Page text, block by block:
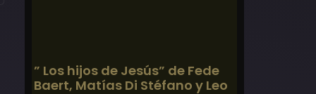
” Los hijos de Jesús” de Fede
Baert, Matías Di Stéfano y Leo